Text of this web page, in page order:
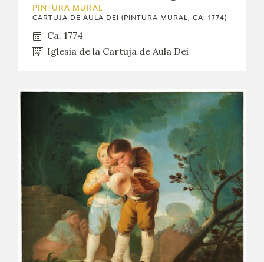
PINTURA MURAL
CARTUJA DE AULA DEI (PINTURA MURAL, CA. 1774)
Ca. 1774
Iglesia de la Cartuja de Aula Dei